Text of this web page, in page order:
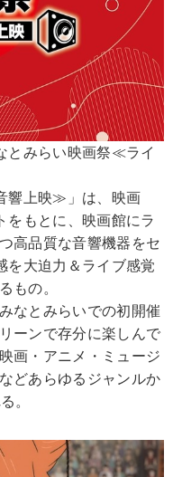
とみらい映画祭≪ライ
響上映≫」は、映画
をもとに、映画館にラ
高品質な音響機器をセ
を大迫力＆ライブ感覚
もの。
なとみらいでの初開催
ーンで存分に楽しんで
画・アニメ・ミュージ
どあらゆるジャンルか
。